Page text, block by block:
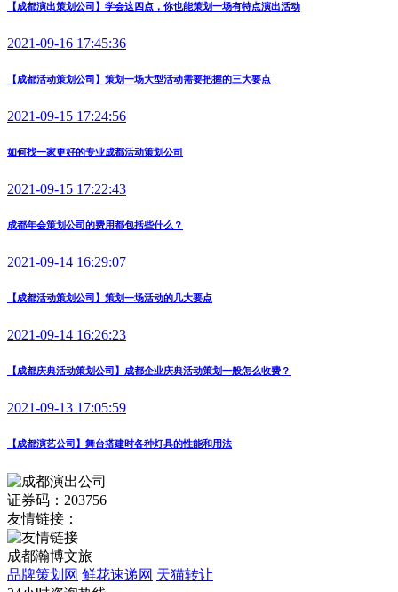
【成都演出策划公司】学会这四点，你也能策划一场有特点演出活动
2021-09-16 17:45:36
【成都活动策划公司】策划一场大型活动需要把握的三大要点
2021-09-15 17:24:56
如何找一家更好的专业成都活动策划公司
2021-09-15 17:22:43
成都年会策划公司的费用都包括些什么？
2021-09-14 16:29:07
【成都活动策划公司】策划一场活动的几大要点
2021-09-14 16:26:23
【成都庆典活动策划公司】成都企业庆典活动策划一般怎么收费？
2021-09-13 17:05:59
【成都演艺公司】舞台搭建时各种灯具的性能和用法
证券码：203756
友情链接：
成都瀚博文旅
品牌策划网 鲜花速递网 天猫转让